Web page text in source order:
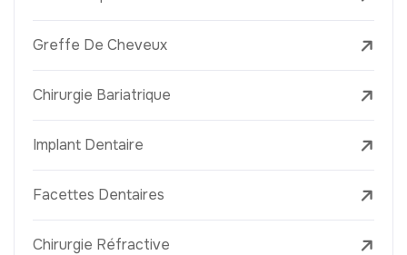
Greffe De Cheveux
Chirurgie Bariatrique
Implant Dentaire
Facettes Dentaires
Chirurgie Réfractive